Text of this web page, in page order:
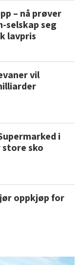
– nå prøver
selskap seg
lavpris
vil
i
sko
oppkjøp for